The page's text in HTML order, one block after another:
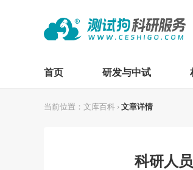
首页 研发与中试
当前位置： 文库百科 › 文章详情
科研人